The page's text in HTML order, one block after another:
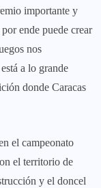
importante y
ende puede crear
nos
a lo grande
donde Caracas
el campeonato
el territorio de
y el doncel